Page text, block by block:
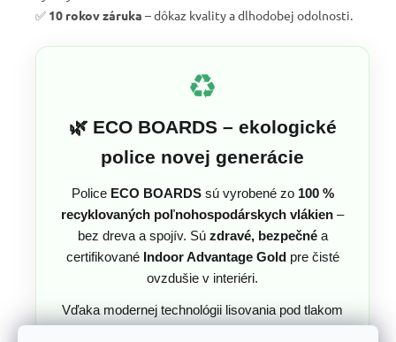
✅ 10 rokov záruka – dôkaz kvality a dlhodobej odolnosti.
♻️
🌿 ECO BOARDS – ekologické
police novej generácie
Police ECO BOARDSsú vyrobené zo 100 %
recyklovaných poľnohospodárskych vlákien –
bez dreva a spojív. Sú zdravé, bezpečnéa
certifikované Indoor Advantage Goldpre čisté
ovzdušie v interiéri.
Vďaka modernej technológii lisovania pod tlakom